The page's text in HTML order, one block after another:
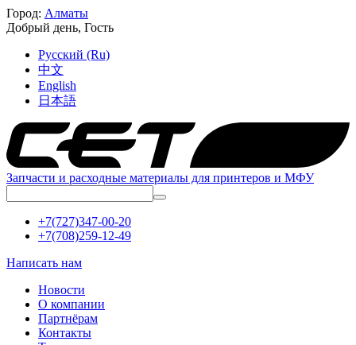
Город: Алматы
Добрый день, Гость
Русский (Ru)
中文
English
日本語
Запчасти и расходные материалы для принтеров и МФУ
+7(727)347-00-20
+7(708)259-12-49
Написать нам
Новости
О компании
Партнёрам
Контакты